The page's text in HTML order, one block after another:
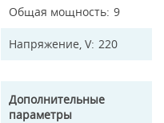
Общая мощность 9
Напряжение, V 220
Дополнительные
параметры